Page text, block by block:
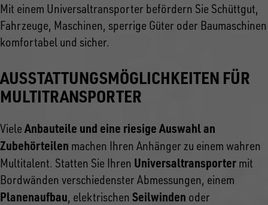
Mit einem Universaltransporter befördern Sie Schüttgut,
Fahrzeuge, Maschinen, sperrige Güter oder Baumaschinen
komfortabel und sicher.
AUSSTATTUNGSMÖGLICHKEITEN FÜR
MULTITRANSPORTER
Viele Anbauteile und eine riesige Auswahl an
Zubehörteilen machen Ihren Anhänger zu einem wahren
Multitalent. Statten Sie Ihren Universaltransporter mit
Bordwänden verschiedenster Abmessungen, einem
Planenaufbau, elektrischen Seilwinden oder